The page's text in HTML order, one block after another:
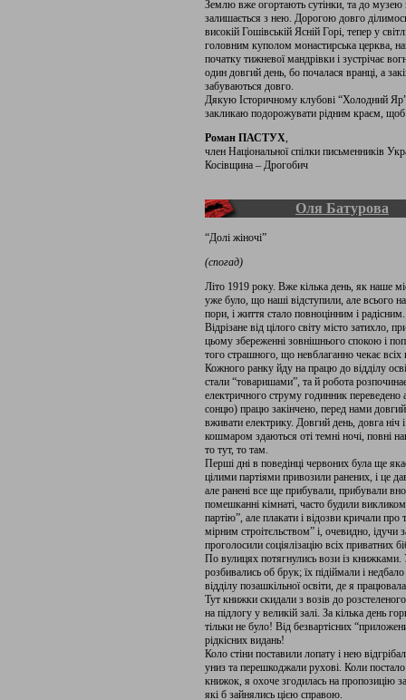
Землю вже огортають сутінки, та до музею
залишається з нею. Дорогою довго
високій Гошівській Ясній Горі, тепер у
головним куполом монастирська церква,
початку тижневої мандрівки і зустрічає
один довгий день, бо почалася вранці, а
забуваються довго.
Дякую Історичному клубові “Холодний Яр”
закликаю подорожувати рідним краєм,
Роман ПАСТУХ,
член Національної спілки письменників
Косівщина – Дрогобич
Оля Батурова
“Долі жіночі”
(спогад)
Літо 1919 року. Вже кілька день, як на­ше
уже було, що наші відступили, але всього
пори, і життя стало повноцінним і
Відрізане від цілого світу місто затихло,
цьому збереженні зовнішнього спо­кою і
того страшного, що невбла­ганно чекає
Кожного ранку йду на працю до відділу
стали “товаришами”, та й ро­бота
електричного струму годинник
сонцю) працю закінчено, перед нами
вживати електрику. Дов­гий день, довга
кошмаром здаються оті темні ночі, повні
то тут, то там.
Перші дні в поведінці червоних була ще
цілими партіями привозили ранених, і це
але ранені все ще прибували, прибували
помешканні кімнаті, часто будили
партію”, але плакати і ві­дозви кричали
мірним строітєльством” і, очевидно, ідучи
проголосили соціялізацію всіх приватних
По вулицях потягнулись вози із книжками.
розбивались об брук; їх підіймали і
відділу позашкільної освіти, де я
Тут книжки скидали з возів до
на підлогу у великій залі. За кілька день
тільки не було! Від безвартісних
рідкісних видань!
Коло стіни поставили лопату і нею
униз та перешкоджали рухові. Коли
книжок, я охоче зго­дилась на пропозицію
які б зайнялись цією справою.